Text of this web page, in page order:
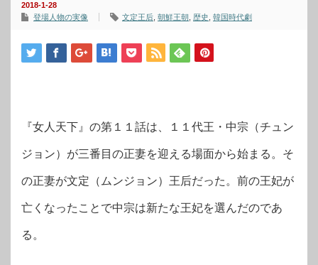
2018-1-28
登場人物の実像
文定王后 朝鮮王朝 歴史 韓国時代劇
『女人天下』の第１１話は、１１代王・中宗（チュン
ジョン）が三番目の正妻を迎える場面から始まる。そ
の正妻が文定（ムンジョン）王后だった。前の王妃が
亡くなったことで中宗は新たな王妃を選んだのであ
る。